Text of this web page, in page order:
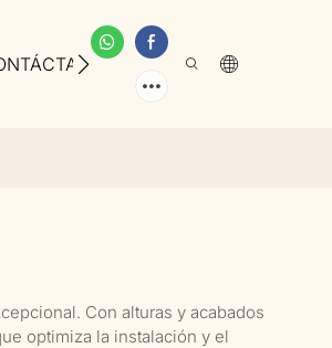
SOBRE NOSOTROS
Con alturas y acabados
optimiza la instalación y el